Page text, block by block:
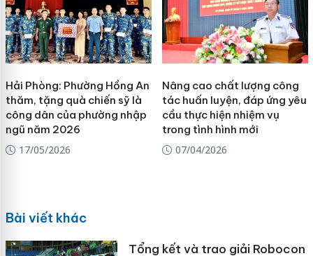
Hải Phòng: Phường Hồng An
thăm, tặng quà chiến sỹ là
công dân của phường nhập
ngũ năm 2026
17/05/2026
Nâng cao chất lượng công
tác huấn luyện, đáp ứng yêu
cầu thực hiện nhiệm vụ
trong tình hình mới
07/04/2026
Bài viết khác
Tổng kết và trao giải Robocon